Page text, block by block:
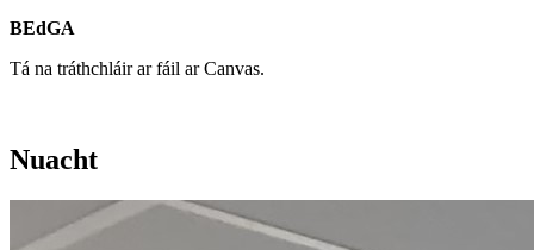
BEdGA
Tá na tráthchláir ar fáil ar Canvas.
Nuacht